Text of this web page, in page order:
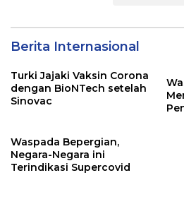
Berita Internasional
Turki Jajaki Vaksin Corona
dengan BioNTech setelah
Sinovac
Waspada Bepergian,
Negara-Negara ini
Terindikasi Supercovid